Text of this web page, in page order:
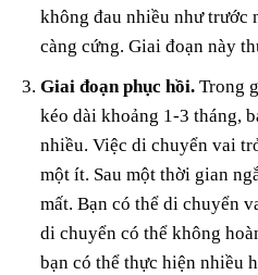
không đau nhiều như trước
càng cứng. Giai đoạn này
Giai đoạn phục hồi. Trong
kéo dài khoảng 1-3 tháng,
nhiều. Việc di chuyển vai
một ít. Sau một thời gian
mất. Bạn có thể di chuyển
di chuyển có thể không
bạn có thể thực hiện nhiều